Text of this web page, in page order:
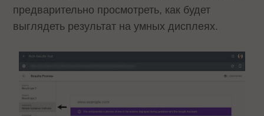
предварительно просмотреть, как будет
выглядеть результат на умных дисплеях.